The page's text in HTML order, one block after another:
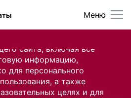
сайта, включая все
информацию,
для персонального
а также
целях и для
Меню